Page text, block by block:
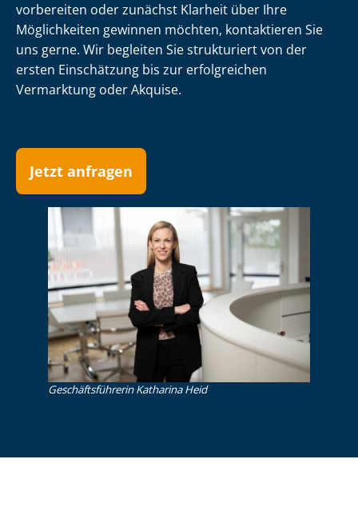
vorbereiten oder zunächst Klarheit über Ihre
Möglichkeiten gewinnen möchten, kontaktieren Sie
uns gerne. Wir begleiten Sie strukturiert von der
ersten Einschätzung bis zur erfolgreichen
Vermarktung oder Akquise.
Jetzt anfragen
Ge­schäfts­füh­re­rin Katharina Heid